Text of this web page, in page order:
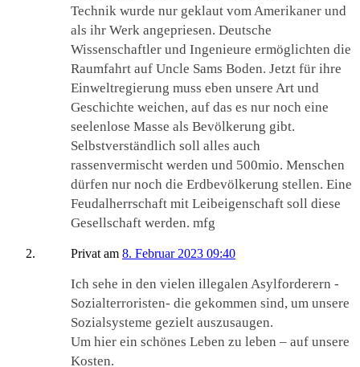
Technik wurde nur geklaut vom Amerikaner und
als ihr Werk angepriesen. Deutsche
Wissenschaftler und Ingenieure ermöglichten die
Raumfahrt auf Uncle Sams Boden. Jetzt für ihre
Einweltregierung muss eben unsere Art und
Geschichte weichen, auf das es nur noch eine
seelenlose Masse als Bevölkerung gibt.
Selbstverständlich soll alles auch
rassenvermischt werden und 500mio. Menschen
dürfen nur noch die Erdbevölkerung stellen. Eine
Feudalherrschaft mit Leibeigenschaft soll diese
Gesellschaft werden. mfg
Privat am 8. Februar 2023 09:40
Ich sehe in den vielen illegalen Asylforderern -
Sozialterroristen- die gekommen sind, um unsere
Sozialsysteme gezielt auszusaugen.
Um hier ein schönes Leben zu leben – auf unsere
Kosten.